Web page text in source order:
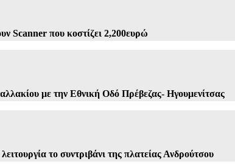
Scanner που κοστίζει 2,200ευρώ
με την Εθνική Οδό Πρέβεζας- Ηγουμενίτσας
το συντριβάνι της πλατείας Ανδρούτσου